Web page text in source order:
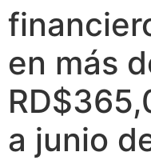
en más
a junio